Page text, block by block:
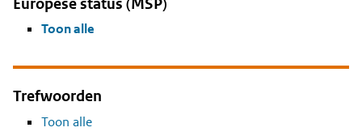
Toon alle
Trefwoorden
Toon alle